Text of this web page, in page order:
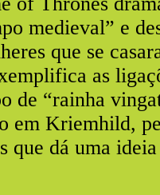
medieval” e
que se
as
de “rainha
em Kriemhild,
que dá uma